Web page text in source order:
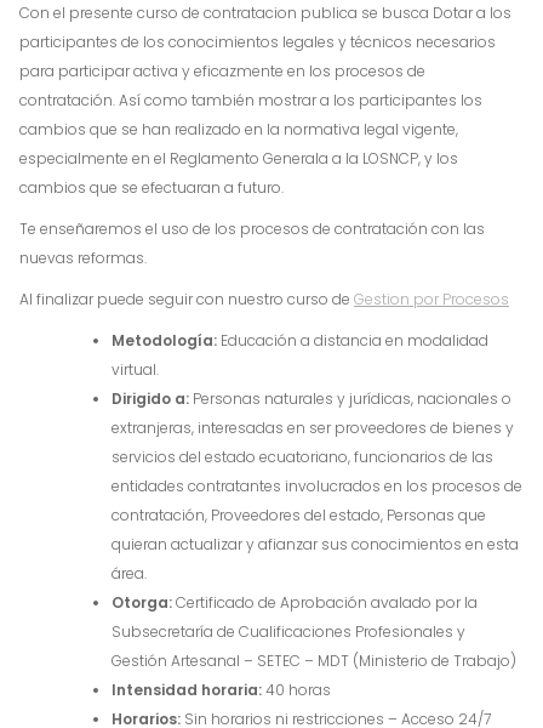
Con el presente curso de contratacion publica se busca Dotar a los
participantes de los conocimientos legales y técnicos necesarios
para participar activa y eficazmente en los procesos de
contratación. Así como también mostrar a los participantes los
cambios que se han realizado en la normativa legal vigente,
especialmente en el Reglamento Generala a la LOSNCP, y los
cambios que se efectuaran a futuro.
Te enseñaremos el uso de los procesos de contratación con las
nuevas reformas.
Al finalizar puede seguir con nuestro curso de Gestion por Procesos
Metodología: Educación a distancia en modalidad
virtual.
Dirigido a: Personas naturales y jurídicas, nacionales o
extranjeras, interesadas en ser proveedores de bienes y
servicios del estado ecuatoriano, funcionarios de las
entidades contratantes involucrados en los procesos de
contratación, Proveedores del estado, Personas que
quieran actualizar y afianzar sus conocimientos en esta
área.
Otorga:Certificado de Aprobación avalado por la
Subsecretaría de Cualificaciones Profesionales y
Gestión Artesanal – SETEC – MDT (Ministerio de Trabajo)
Intensidad horaria:40 horas
Horarios: Sin horarios ni restricciones – Acceso 24/7